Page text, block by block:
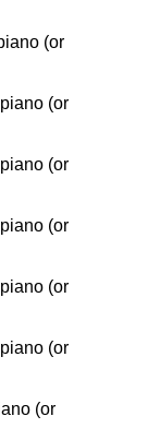
(or
(or
(or
(or
(or
(or
(or